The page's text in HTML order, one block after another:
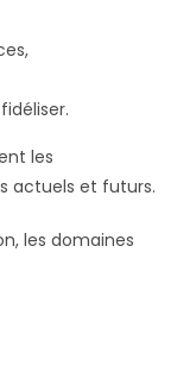
les
actuels et futurs.
les domaines